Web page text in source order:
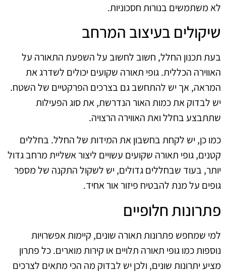
לא משתמשים בנורות חסכוניות.
שיקולים בעיצוב המרחב
בעת תכנון החלל, חשוב לחשוב על השפעת התאורה על
האווירה הכללית. גופי תאורה שקועים יכולים לשדרג את
המראה, אך יש להתחשב גם בצרכים הפרקטיים של השטח.
יש לבדוק את כמות האור הנדרשת, את סוג הפעילות
שתתבצע בחלל ואת האווירה הרצויה.
כמו כן, יש לקחת בחשבון את המידות של החלל. בחללים
קטנים, גופי תאורה שקועים עשויים ליצור אשליית מרחב גדול
יותר, בעוד שבחללים גדולים, יש לשקול התקנה של מספר
גופים על מנת להבטיח פיזור אור אחיד.
פתרונות חלופיים
למי שמחפש פתרונות תאורה שונים, קיימות אפשרויות
נוספות כמו גופי תאורה תלויים או קירות מוארים. כל פתרון
מציע יתרונות שונים, ולכן יש לבדוק מה הכי מתאים לצרכים